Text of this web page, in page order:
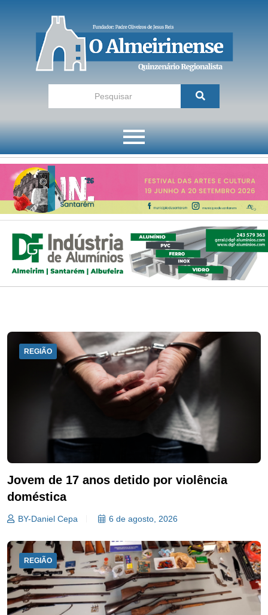
REGIÃO
Jovem de 17 anos detido por violência
doméstica
BY-Daniel Cepa 6 de agosto, 2026
REGIÃO